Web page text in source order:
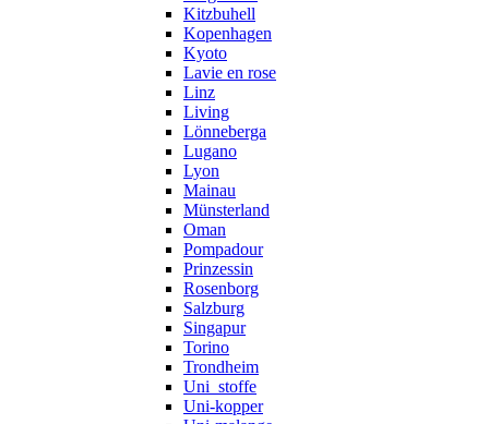
Kitzbuhell
Kopenhagen
Kyoto
Lavie en rose
Linz
Living
Lönneberga
Lugano
Lyon
Mainau
Münsterland
Oman
Pompadour
Prinzessin
Rosenborg
Salzburg
Singapur
Torino
Trondheim
Uni_stoffe
Uni-kopper